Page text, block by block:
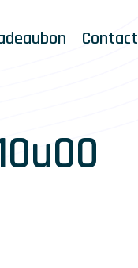
Contact